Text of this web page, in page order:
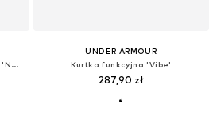
Zwężany krój Spodnie funkcyjne 'NKNAlfa'
UNDER ARMOUR
Kurtka funkcyjna 'Vibe'
287,90 zł